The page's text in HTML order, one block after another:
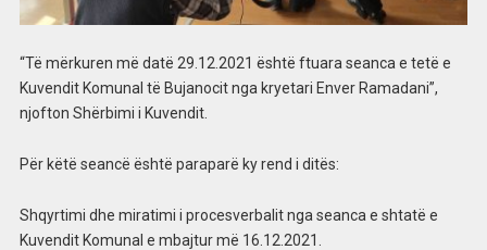
“Të mërkuren më datë 29.12.2021 është ftuara seanca e tetë e
Kuvendit Komunal të Bujanocit nga kryetari Enver Ramadani”,
njofton Shërbimi i Kuvendit.
Për këtë seancë është paraparë ky rend i ditës:
Shqyrtimi dhe miratimi i procesverbalit nga seanca e shtatë e
Kuvendit Komunal e mbajtur më 16.12.2021.